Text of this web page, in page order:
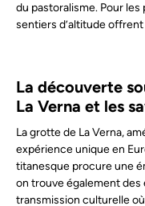
du pastoralisme. Pour
sentiers d’altitude
La découverte
La Verna et les
La grotte de La Verna,
expérience unique en
titanesque procure une
on trouve également des
transmission culturelle